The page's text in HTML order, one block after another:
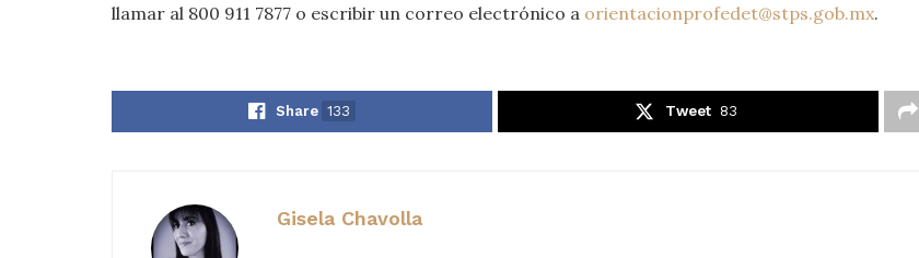
llamar al 800 911 7877 o escribir un correo electrónico a orientacionprofedet@stps.gob.mx.
Share 133 Tweet 83
Gisela Chavolla